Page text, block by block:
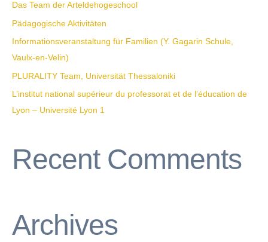
o
r
:
Das Team der Arteldehogeschool
Pädagogische Aktivitäten
Informationsveranstaltung für Familien (Y. Gagarin Schule,
Vaulx-en-Velin)
PLURALITY Team, Universität Thessaloniki
L’institut national supérieur du professorat et de l’éducation de
Lyon – Université Lyon 1
Recent Comments
Archives